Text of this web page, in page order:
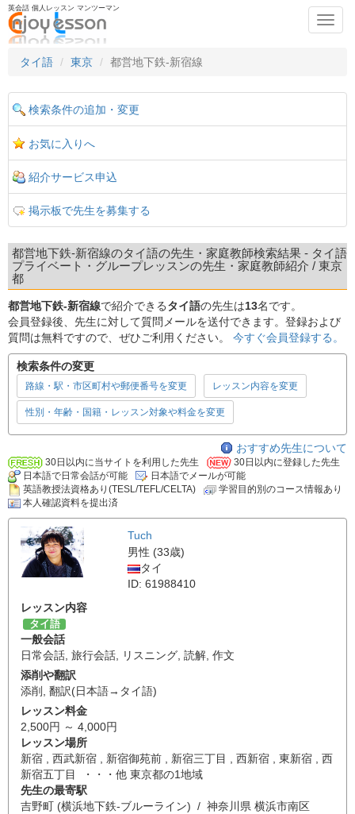
英会話 個人レッスン マンツーマン
タイ語
東京 都営地下鉄-新宿線
検索条件の追加・変更
お気に入りへ
紹介サービス申込
掲示板で先生を募集する
都営地下鉄-新宿線のタイ語の先生・家庭教師検索結果 - タイ語
プライベート・グループレッスンの先生・家庭教師紹介 / 東京
都
都営地下鉄-新宿線で紹介できるタイ語の先生は13名です。
会員登録後、先生に対して質問メールを送付できます。登録および
質問は無料ですので、ぜひご利用ください。 今すぐ会員登録する。
検索条件の変更
路線・駅・市区町村や郵便番号を変更 レッスン内容を変更
性別・年齢・国籍・レッスン対象や料金を変更
おすすめ先生について
30日以内に当サイトを利用した先生
30日以内に登録した先生
日本語で日常会話が可能
日本語でメールが可能
英語教授法資格あり(TESL/TEFL/CELTA)
学習目的別のコース情報あり
本人確認資料を提出済
Tuch
男性 (33歳)
タイ
ID: 61988410
レッスン内容
タイ語
一般会話
日常会話 旅行会話 リスニング 読解 作文
添削や翻訳
添削
翻訳(日本語→タイ語)
レッスン料金
2,500円 ～ 4,000円
レッスン場所
新宿 , 西武新宿 , 新宿御苑前 , 新宿三丁目 , 西新宿 , 東新宿 , 西
新宿五丁目 ・・・他 東京都の1地域
先生の最寄駅
吉野町 (横浜地下鉄-ブルーライン) / 神奈川県 横浜市南区